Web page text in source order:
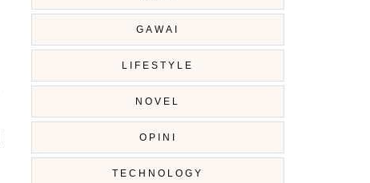
GAWAI
LIFESTYLE
NOVEL
OPINI
TECHNOLOGY